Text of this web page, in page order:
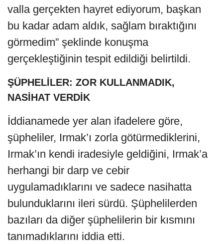
valla gerçekten hayret ediyorum, başkan
bu kadar adam aldık, sağlam bıraktığını
görmedim” şeklinde konuşma
gerçekleştiğinin tespit edildiği belirtildi.
ŞÜPHELİLER: ZOR KULLANMADIK,
NASİHAT VERDİK
İddianamede yer alan ifadelere göre,
şüpheliler, Irmak’ı zorla götürmediklerini,
Irmak’ın kendi iradesiyle geldiğini, Irmak’a
herhangi bir darp ve cebir
uygulamadıklarını ve sadece nasihatta
bulunduklarını ileri sürdü. Şüphelilerden
bazıları da diğer şüphelilerin bir kısmını
tanımadıklarını iddia etti.